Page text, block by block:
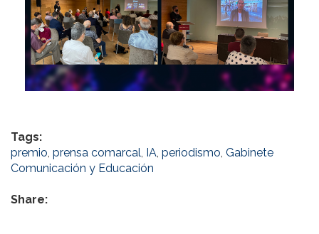
Tags:
premio, prensa comarcal, IA, periodismo, Gabinete
Comunicación y Educación
Share: